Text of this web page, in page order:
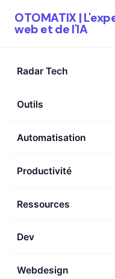
OTOMATIX|
OTOMATIX |
web et de l'IA
Radar Tech
Outils
Automatisation
Productivité
Ressources
Dev
Webdesign
🗓 07 Juil 2026